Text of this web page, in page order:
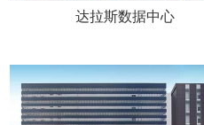
达拉斯数据中心